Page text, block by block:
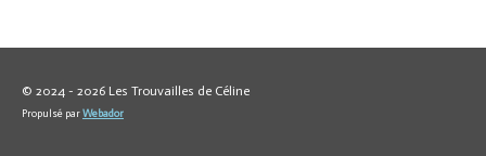
© 2024 - 2026 Les Trouvailles de Céline
Propulsé parWebador